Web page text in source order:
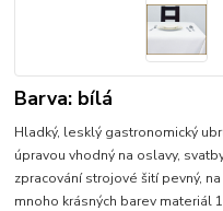
Barva: bílá
Hladký, lesklý gastronomický
úpravou vhodný na oslavy,
zpracování strojové šití pevný,
mnoho krásných barev